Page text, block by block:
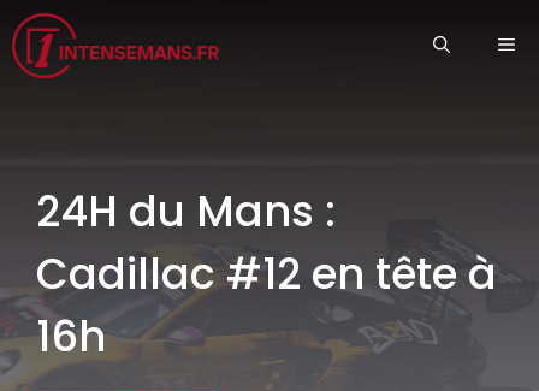
Aller
au
contenu
24H du Mans :
Cadillac #12 en tête à
16h